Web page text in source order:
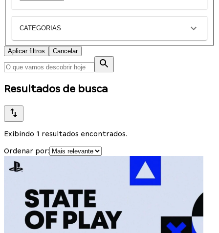
CATEGORIAS
Aplicar filtros Cancelar
Resultados de busca
Exibindo 1 resultados encontrados.
Ordenar por: